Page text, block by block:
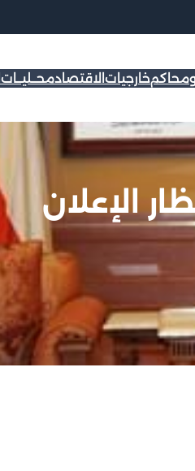
خارجيات الاقتصادمحــليــات
الإعلان